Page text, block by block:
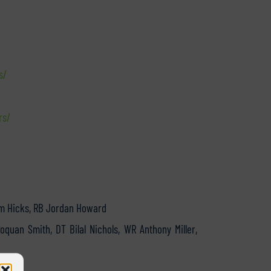
Hicks, RB Jordan Howard
Smith, DT Bilal Nichols, WR Anthony Miller,